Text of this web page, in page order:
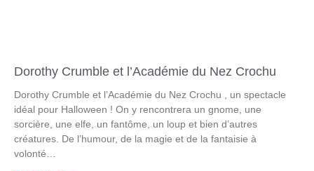
Dorothy Crumble et l’Académie du Nez Crochu
Dorothy Crumble et l’Académie du Nez Crochu , un spectacle
idéal pour Halloween ! On y rencontrera un gnome, une
sorcière, une elfe, un fantôme, un loup et bien d’autres
créatures. De l’humour, de la magie et de la fantaisie à
volonté…